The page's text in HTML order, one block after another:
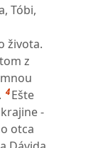
Tóbi,
života.
z
4 Ešte
-
otca